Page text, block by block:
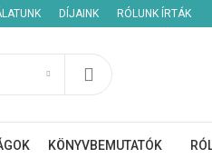
DÍJAINK RÓLUNK ÍRTÁK
KÖNYVBEMUTATÓK